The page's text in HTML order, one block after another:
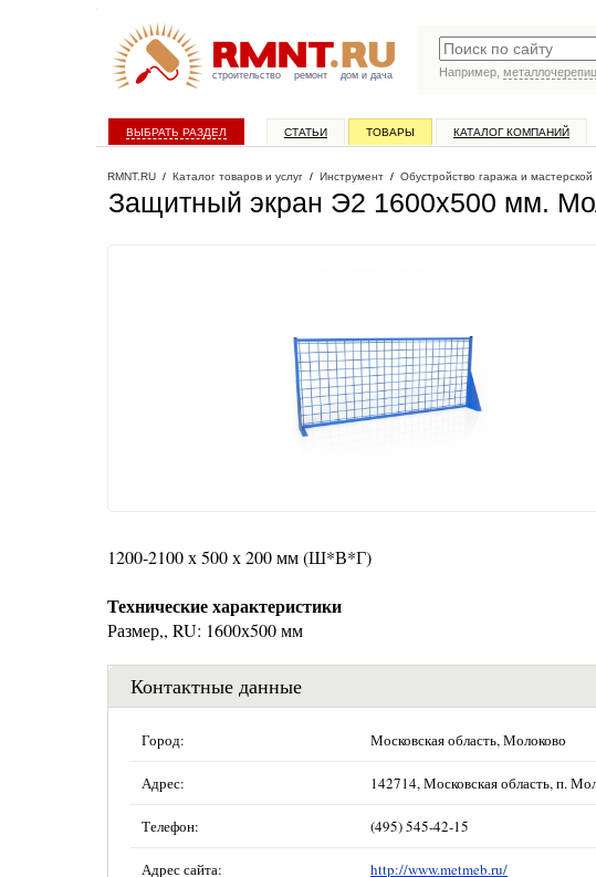
строительство ремонт дом и дача
Например,
ВЫБРАТЬ РАЗДЕЛ СТАТЬИ ТОВАРЫ КАТАЛОГ КОМПАНИЙ
RMNT.RU / Каталог товаров и услуг / Инструмент / Обустройство гаража и мастерской
Защитный экран Э2 1600х500 мм.
1200-2100 х 500 х 200 мм (Ш*В*Г)
Технические характеристики
Размер,, RU: 1600х500 мм
Контактные данные
Город: Московская область, Молоково
Адрес: 142714, Московская область, п.
Телефон: (495) 545-42-15
Адрес сайта: http://www.metmeb.ru/